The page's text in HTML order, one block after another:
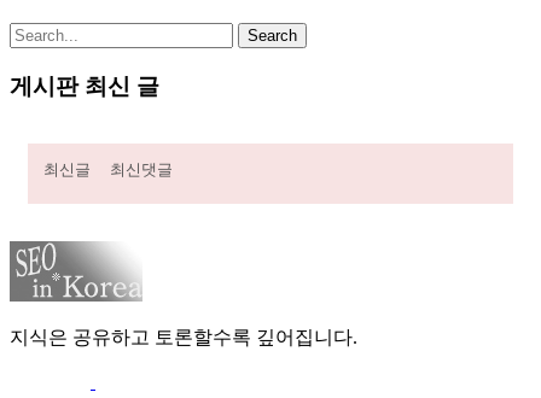
게시판 최신 글
최신글 최신댓글
지식은 공유하고 토론할수록 깊어집니다.